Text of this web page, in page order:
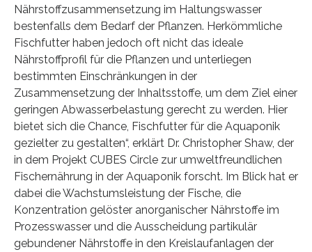
Nährstoffzusammensetzung im Haltungswasser
bestenfalls dem Bedarf der Pflanzen. Herkömmliche
Fischfutter haben jedoch oft nicht das ideale
Nährstoffprofil für die Pflanzen und unterliegen
bestimmten Einschränkungen in der
Zusammensetzung der Inhaltsstoffe, um dem Ziel einer
geringen Abwasserbelastung gerecht zu werden. Hier
bietet sich die Chance, Fischfutter für die Aquaponik
gezielter zu gestalten“, erklärt Dr. Christopher Shaw, der
in dem Projekt CUBES Circle zur umweltfreundlichen
Fischernährung in der Aquaponik forscht. Im Blick hat er
dabei die Wachstumsleistung der Fische, die
Konzentration gelöster anorganischer Nährstoffe im
Prozesswasser und die Ausscheidung partikulär
gebundener Nährstoffe in den Kreislaufanlagen der